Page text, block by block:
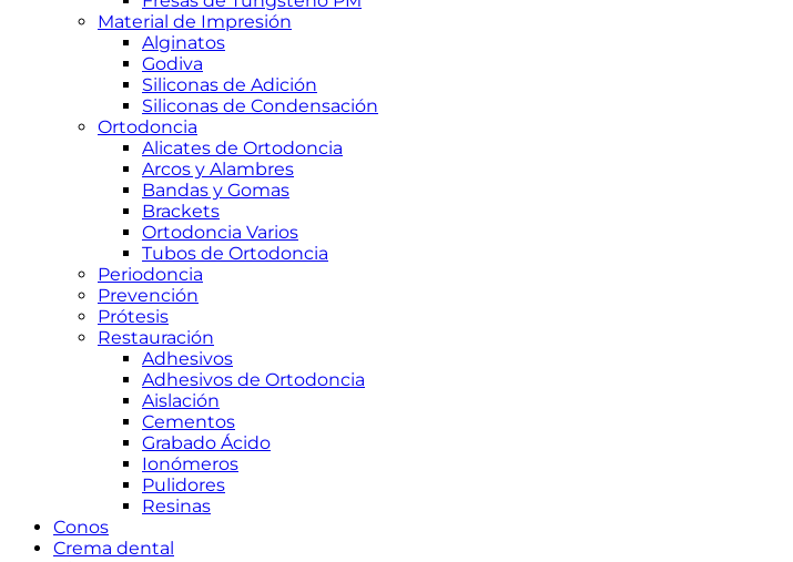
Material de Impresión
Alginatos
Godiva
Siliconas de Adición
Siliconas de Condensación
Ortodoncia
Alicates de Ortodoncia
Arcos y Alambres
Bandas y Gomas
Brackets
Ortodoncia Varios
Tubos de Ortodoncia
Periodoncia
Prevención
Prótesis
Restauración
Adhesivos
Adhesivos de Ortodoncia
Aislación
Cementos
Grabado Ácido
Ionómeros
Pulidores
Resinas
Conos
Crema dental